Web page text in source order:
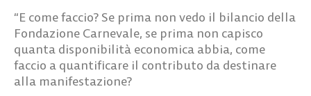
“E come faccio? Se prima non vedo il bilancio della
Fondazione Carnevale, se prima non capisco
quanta disponibilità economica abbia, come
faccio a quantificare il contributo da destinare
alla manifestazione?